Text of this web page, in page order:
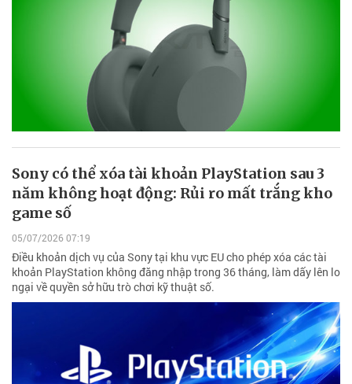
Sony có thể xóa tài khoản PlayStation sau 3
năm không hoạt động: Rủi ro mất trắng kho
game số
05/07/2026 07:19
Điều khoản dịch vụ của Sony tại khu vực EU cho phép xóa các tài
khoản PlayStation không đăng nhập trong 36 tháng, làm dấy lên lo
ngại về quyền sở hữu trò chơi kỹ thuật số.